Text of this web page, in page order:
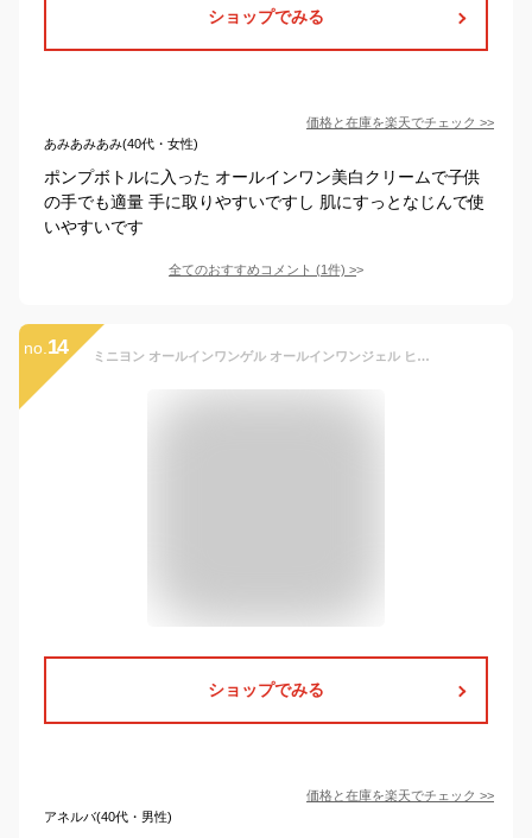
ショップでみる
価格と在庫を楽天でチェック >>
あみあみあみ(40代・女性)
ポンプボトルに入った オールインワン美白クリームで子供
の手でも適量 手に取りやすいですし 肌にすっとなじんで使
いやすいです
全てのおすすめコメント (1件) >
no. 14 ミニヨン オールインワンゲル オールインワンジェル ヒト型セラミド ヒアルロン酸 おすすめ 女性 男性 メンズ 子供 家族 無添加 低刺激 乾燥 敏感肌 クリーム 乳液 化粧水 保湿 育児 妊娠線 予防 高保湿 マタニティ オールインワン 時短コスメ 秋 夏 オールシーズン
ショップでみる
価格と在庫を楽天でチェック >>
アネルバ(40代・男性)